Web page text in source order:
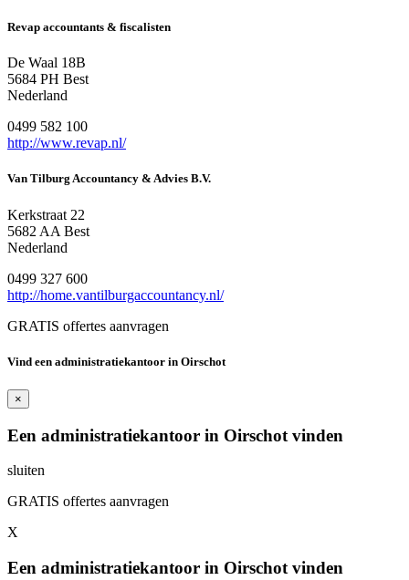
Revap accountants & fiscalisten
De Waal 18B
5684 PH Best
Nederland
0499 582 100
http://www.revap.nl/
Van Tilburg Accountancy & Advies B.V.
Kerkstraat 22
5682 AA Best
Nederland
0499 327 600
http://home.vantilburgaccountancy.nl/
GRATIS offertes aanvragen
Vind een administratiekantoor in Oirschot
×
Een administratiekantoor in Oirschot vinden
sluiten
GRATIS offertes aanvragen
X
Een administratiekantoor in Oirschot vinden